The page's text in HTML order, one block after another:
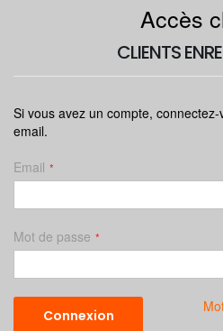
Accès
CLIENTS
Si vous avez un compte,
email.
Email
Mot de passe
Connexion